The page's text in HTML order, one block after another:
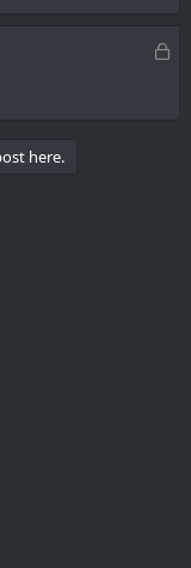
L
here.